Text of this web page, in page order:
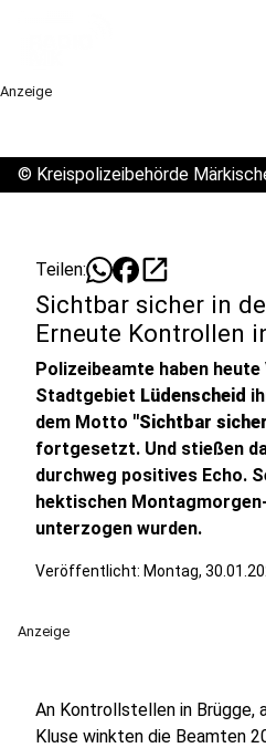
Anzeige
© Kreispolizeibehörde
Teilen: open_in_new
Sichtbar sicher in
Erneute Kontrollen
Polizeibeamte haben
Stadtgebiet Lüdenscheid
dem Motto "Sichtbar
fortgesetzt. Und stießen
durchweg positives Echo.
hektischen
unterzogen wurden.
Veröffentlicht: Montag,
Anzeige
An Kontrollstellen in Brügge,
Kluse winkten die Beamten